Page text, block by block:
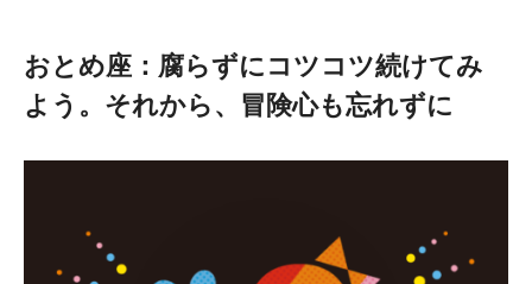
おとめ座：腐らずにコツコツ続けてみ
よう。それから、冒険心も忘れずに